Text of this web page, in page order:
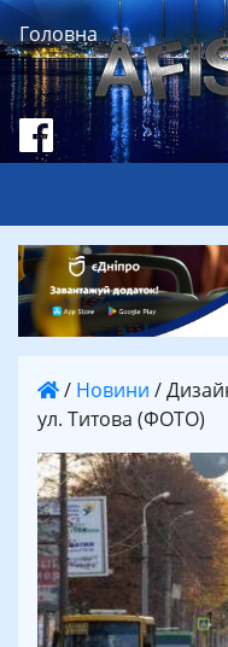
Головна
/ Новини /
ул. Титова (ФОТО)